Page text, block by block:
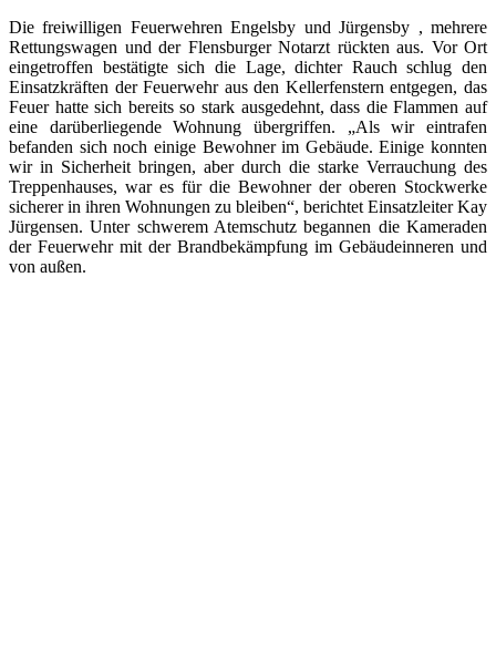
Die freiwilligen Feuerwehren Engelsby und Jürgensby , mehrere
Rettungswagen und der Flensburger Notarzt rückten aus. Vor Ort
eingetroffen bestätigte sich die Lage, dichter Rauch schlug den
Einsatzkräften der Feuerwehr aus den Kellerfenstern entgegen, das
Feuer hatte sich bereits so stark ausgedehnt, dass die Flammen auf
eine darüberliegende Wohnung übergriffen. „Als wir eintrafen
befanden sich noch einige Bewohner im Gebäude. Einige konnten
wir in Sicherheit bringen, aber durch die starke Verrauchung des
Treppenhauses, war es für die Bewohner der oberen Stockwerke
sicherer in ihren Wohnungen zu bleiben“, berichtet Einsatzleiter Kay
Jürgensen. Unter schwerem Atemschutz begannen die Kameraden
der Feuerwehr mit der Brandbekämpfung im Gebäudeinneren und
von außen.